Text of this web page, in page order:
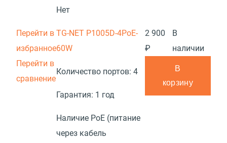
Нет
Перейти в
избранное
Перейти в
сравнение
TG-NET P1005D-4PoE-
60W
Количество портов: 4
Гарантия: 1 год
Наличие PoE (питание
через кабель
2 900
₽
В
наличии
В
корзину